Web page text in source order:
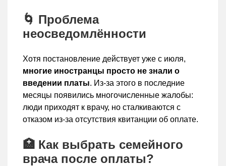
🌀 Проблема
неосведомлённости
Хотя постановление действует уже с июля,
многие иностранцы просто не знали о
введении платы. Из-за этого в последние
месяцы появились многочисленные жалобы:
люди приходят к врачу, но сталкиваются с
отказом из-за отсутствия квитанции об оплате.
🏥 Как выбрать семейного
врача после оплаты?